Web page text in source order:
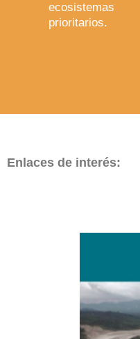
ecosistemas
prioritarios.
Enlaces de interés: